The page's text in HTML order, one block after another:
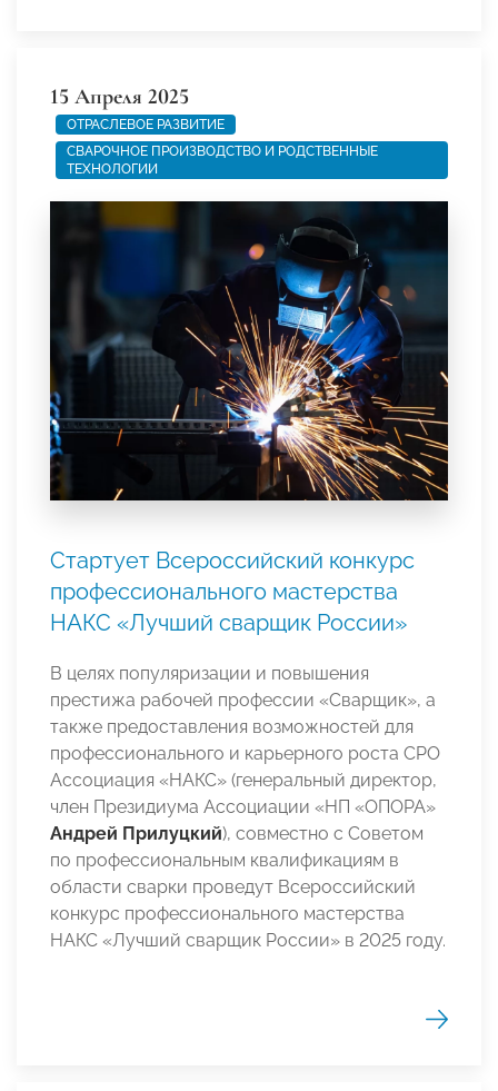
15 Апреля 2025
ОТРАСЛЕВОЕ РАЗВИТИЕ
СВАРОЧНОЕ ПРОИЗВОДСТВО И РОДСТВЕННЫЕ
ТЕХНОЛОГИИ
Стартует Всероссийский конкурс
профессионального мастерства
НАКС «Лучший сварщик России»
В целях популяризации и повышения
престижа рабочей профессии «Сварщик», а
также предоставления возможностей для
профессионального и карьерного роста СРО
Ассоциация «НАКС» (генеральный директор,
член Президиума Ассоциации «НП «ОПОРА»
Андрей Прилуцкий), совместно с Советом
по профессиональным квалификациям в
области сварки проведут Всероссийский
конкурс профессионального мастерства
НАКС «Лучший сварщик России» в 2025 году.